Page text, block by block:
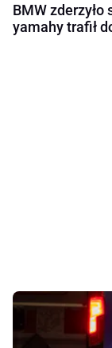
BMW
yamahy trafił